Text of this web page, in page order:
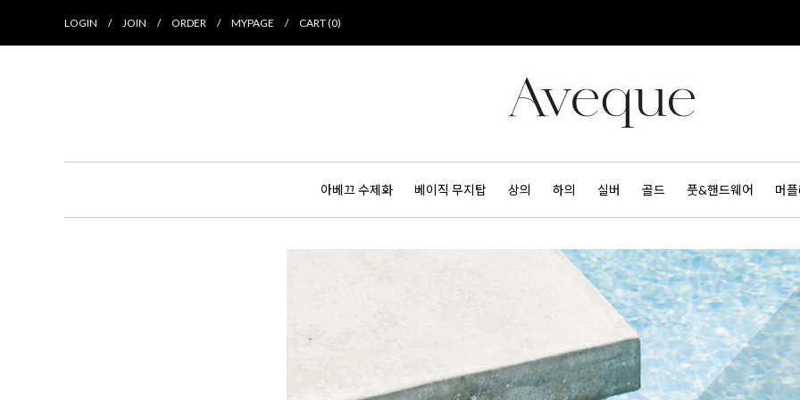
LOGIN / JOIN / ORDER / MYPAGE / CART (0)
아베끄 수제화 베이직 무지탑 상의 하의 실버 골드 풋&핸드웨어 머